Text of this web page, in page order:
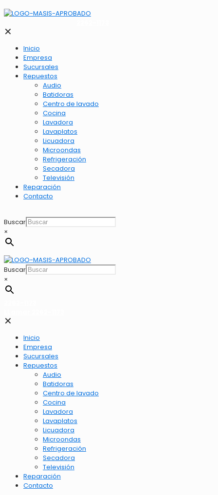
✕
Inicio
Empresa
Sucursales
Repuestos
Audio
Batidoras
Centro de lavado
Cocina
Lavadora
Lavaplatos
Licuadora
Microondas
Refrigeración
Secadora
Televisión
Reparación
Contacto
Buscar
×
Buscar
×
✕
Inicio
Empresa
Sucursales
Repuestos
Audio
Batidoras
Centro de lavado
Cocina
Lavadora
Lavaplatos
Licuadora
Microondas
Refrigeración
Secadora
Televisión
Reparación
Contacto